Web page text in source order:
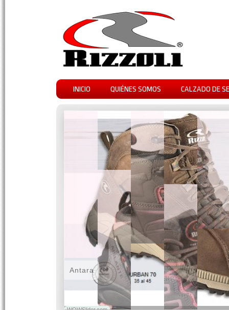
INICIO QUIÉNES SOMOS CALZADO DE
Antara